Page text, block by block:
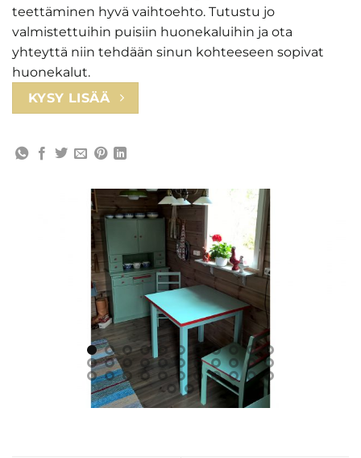
teettäminen hyvä vaihtoehto. Tutustu jo
valmistettuihin puisiin huonekaluihin ja ota
yhteyttä niin tehdään sinun kohteeseen sopivat
huonekalut.
KYSY LISÄÄ